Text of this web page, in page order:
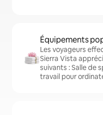
Équipements
Les voyageurs
Sierra Vista
suivants : Salle de
travail pour